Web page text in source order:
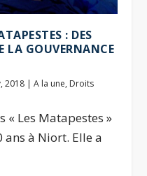
: DES
LA GOUVERNANCE
2018 |A la une, Droits
« Les Matapestes »
à Niort. Elle a